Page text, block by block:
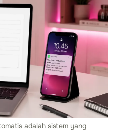
adalah sistem yang